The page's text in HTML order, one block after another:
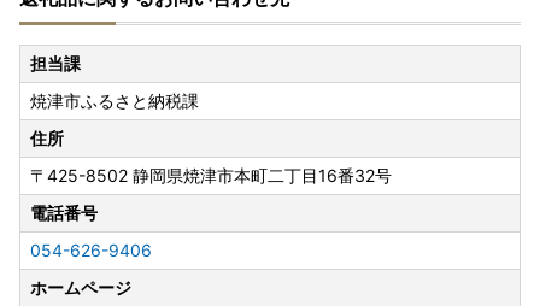
正な運用に努めてまいる所存でございます。
引き続き、焼津市へのご支援を賜りますようお願い申し上げ
ます。
焼津市長 中野 弘道
■ワンストップ特例申請が完全ペーパーレス！！申請アプリ
「IAM」新登場！
ふるさと納税をいただいた皆様のご負担を軽減するために、
焼津市ではスマートフォンのみで完結できるアプリ「IAM」
が誕生いたしました。
担当課
焼津市ふるさと納税課
住所
〒425-8502 静岡県焼津市本町二丁目16番32号
電話番号
054-626-9406
ホームページ